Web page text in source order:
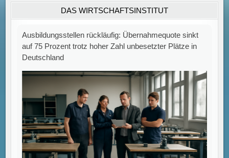
DAS WIRTSCHAFTSINSTITUT
auf 75 Prozent gefallen, nachdem sie im[...]
Zahl der Insolvenzen in Deutschland bleibt hoch: Juli
verzeichnet 1.689 Fälle – 75 % über Vorkrisenniveau.